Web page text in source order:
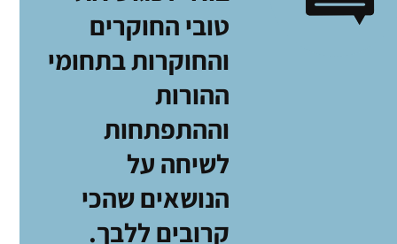
טובי החוקרים
והחוקרות בתחומי
ההורות
וההתפתחות
לשיחה על
הנושאים שהכי
קרובים ללבך.